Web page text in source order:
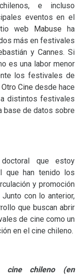
e incluso
eventos en el
web Mabuse ha
más en festivales
y Cannes. Si
es una labor menor
los festivales de
Otro Cine desde hace
distintos festivales
base de datos sobre
que estoy
que han tenido los
y promoción
con lo anterior,
que buscan abrir
de cine como un
en el cine chileno.
cine chileno (en